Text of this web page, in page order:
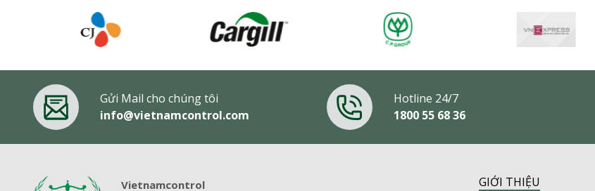
Gửi Mail cho chúng tôi
info@vietnamcontrol.com
Hotline 24/7
1800 55 68 36
Vietnamcontrol GIỚI THIỆU